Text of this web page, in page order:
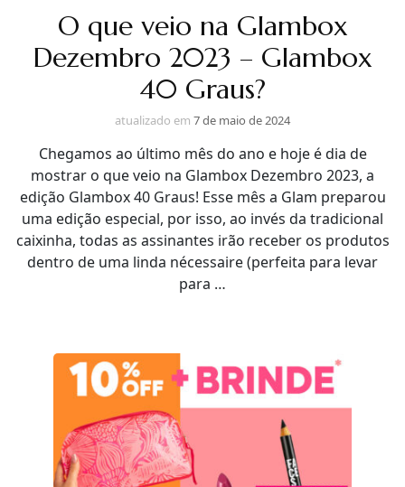
O que veio na Glambox
Dezembro 2023 – Glambox
40 Graus?
atualizado em 7 de maio de 2024
Chegamos ao último mês do ano e hoje é dia de
mostrar o que veio na Glambox Dezembro 2023, a
edição Glambox 40 Graus! Esse mês a Glam preparou
uma edição especial, por isso, ao invés da tradicional
caixinha, todas as assinantes irão receber os produtos
dentro de uma linda nécessaire (perfeita para levar
para …